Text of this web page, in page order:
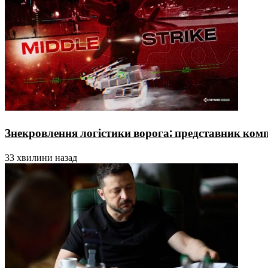
Знекровлення логістики ворога: представник
33 хвилини назад